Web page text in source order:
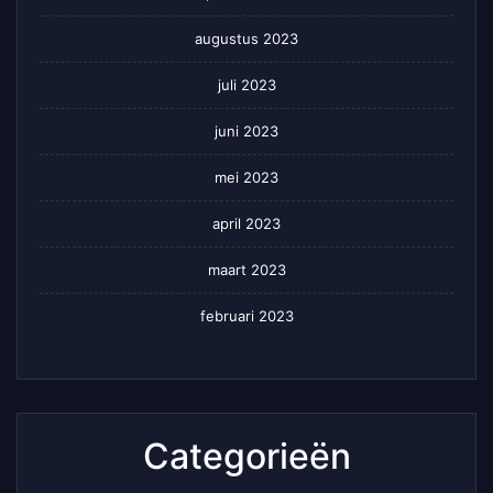
augustus 2023
juli 2023
juni 2023
mei 2023
april 2023
maart 2023
februari 2023
Categorieën